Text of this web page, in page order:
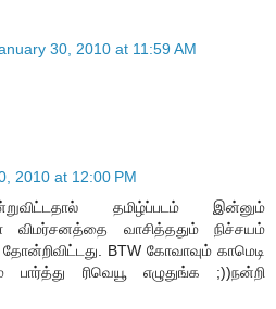
30, 2010 at 11:59 AM
2010 at 12:00 PM
தமிழ்ப்படம் இன்னும்
விமர்சனத்தை வாசித்ததும் நிச்சயம்
BTW கோவாவும் காமெடி
பார்த்து ரிவெயூ எழுதுங்க ;))நன்றி